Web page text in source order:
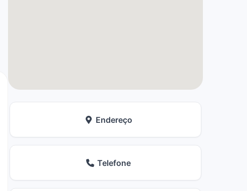
Endereço
Telefone